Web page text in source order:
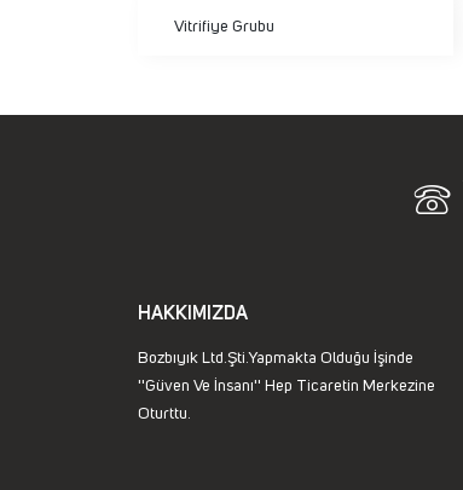
Vitrifiye Grubu
HAKKIMIZDA
Bozbıyık Ltd.Şti.Yapmakta Olduğu İşinde
''Güven Ve İnsanı'' Hep Ticaretin Merkezine
Oturttu.